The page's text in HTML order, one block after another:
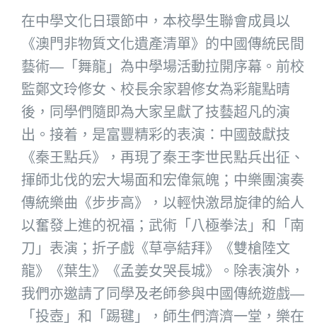
在中學文化日環節中，本校學生聯會成員以
《澳門非物質文化遺產清單》的中國傳統民間
藝術—「舞龍」為中學場活動拉開序幕。前校
監鄭文玲修女、校長余家碧修女為彩龍點晴
後，同學們隨即為大家呈獻了技藝超凡的演
出。接着，是富豐精彩的表演：中國鼓獻技
《秦王點兵》，再現了秦王李世民點兵出征、
揮師北伐的宏大場面和宏偉氣魄；中樂團演奏
傳統樂曲《步步高》，以輕快激昂旋律的給人
以奮發上進的祝福；武術「八極拳法」和「南
刀」表演；折子戲《草亭結拜》《雙槍陸文
龍》《葉生》《孟姜女哭長城》。除表演外，
我們亦邀請了同學及老師參與中國傳統遊戲—
「投壺」和「踢毽」，師生們濟濟一堂，樂在